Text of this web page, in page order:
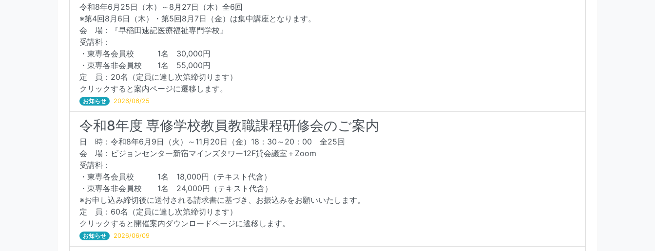
令和8年6月25日（木）～8月27日（木）全6回
※第4回8月6日（木）・第5回8月7日（金）は集中講座となります。
会 場：『早稲田速記医療福祉専門学校』
受講料：
・東専各会員校 1名 30,000円
・東専各非会員校 1名 55,000円
定 員：20名（定員に達し次第締切ります）
クリックすると案内ページに遷移します。
お知らせ 2026/06/25
令和8年度 専修学校教員教職課程研修会のご案内
日 時：令和8年6月9日（火）～11月20日（金）18：30～20：00 全25回
会 場：ビジョンセンター新宿マインズタワー12F貸会議室＋Zoom
受講料：
・東専各会員校 1名 18,000円（テキスト代含）
・東専各非会員校 1名 24,000円（テキスト代含）
※お申し込み締切後に送付される請求書に基づき、お振込みをお願いいたします。
定 員：60名（定員に達し次第締切ります）
クリックすると開催案内ダウンロードページに遷移します。
お知らせ 2026/06/09